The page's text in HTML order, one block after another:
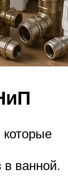
в ванной.